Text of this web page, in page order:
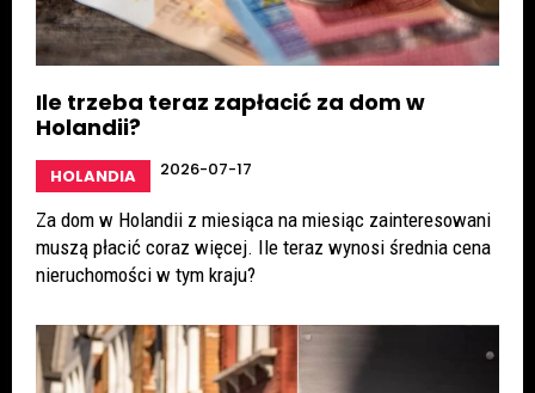
Ile trzeba teraz zapłacić za dom w
Holandii?
HOLANDIA 2026-07-17
Za dom w Holandii z miesiąca na miesiąc zainteresowani
muszą płacić coraz więcej. Ile teraz wynosi średnia cena
nieruchomości w tym kraju?